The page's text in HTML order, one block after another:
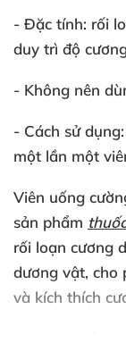
- Đặc tính: rối
duy trì độ
- Không nên
- Cách sử dụng:
một lần một
Viên uống
sản phẩm
rối loạn cương
dương vật, cho
và kích thích